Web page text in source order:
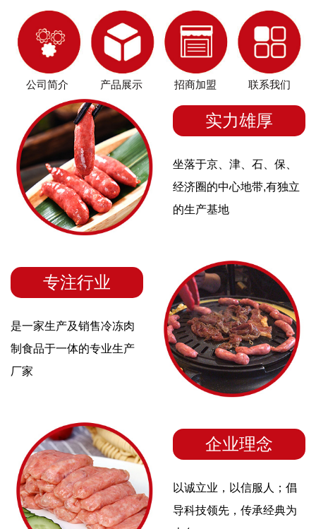
公司简介 产品展示 招商加盟 联系我们
实力雄厚
坐落于京、津、石、保、
经济圈的中心地带,有独立
的生产基地
专注行业
是一家生产及销售冷冻肉
制食品于一体的专业生产
厂家
企业理念
以诚立业，以信服人；倡
导科技领先，传承经典为